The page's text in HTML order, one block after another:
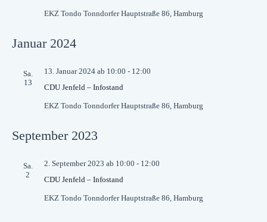
EKZ Tondo Tonndorfer Hauptstraße 86, Hamburg
Januar 2024
Sa.
13
CDU Jenfeld – Infostand
13. Januar 2024 ab 10:00 - 12:00
EKZ Tondo Tonndorfer Hauptstraße 86, Hamburg
September 2023
Sa.
2
CDU Jenfeld – Infostand
2. September 2023 ab 10:00 - 12:00
EKZ Tondo Tonndorfer Hauptstraße 86, Hamburg